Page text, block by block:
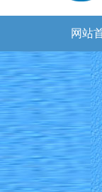
网站